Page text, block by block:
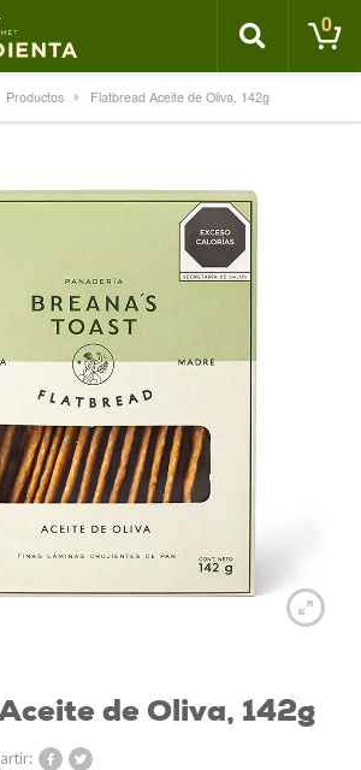
0
Productos Flatbread Aceite de Oliva, 142g
de Oliva, 142g